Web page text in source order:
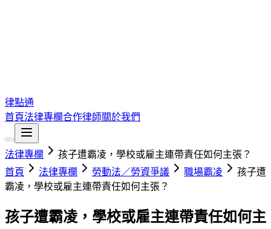
律點通
首頁法律專欄合作律師關於我們
法律專欄
孩子遭霸凌，學校或雇主連帶責任如何主張？
首頁
法律專欄 勞動法／勞資爭議 職場霸凌
孩子遭
霸凌，學校或雇主連帶責任如何主張？
孩子遭霸凌，學校或雇主連帶責任如何主